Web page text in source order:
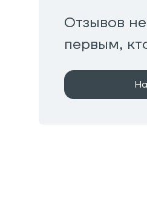
Отзывов
первым,